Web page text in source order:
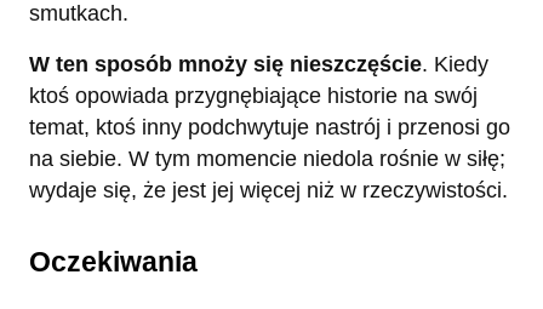
smutkach.
W ten sposób mnoży się nieszczęście. Kiedy
ktoś opowiada przygnębiające historie na swój
temat, ktoś inny podchwytuje nastrój i przenosi go
na siebie. W tym momencie niedola rośnie w siłę;
wydaje się, że jest jej więcej niż w rzeczywistości.
Oczekiwania